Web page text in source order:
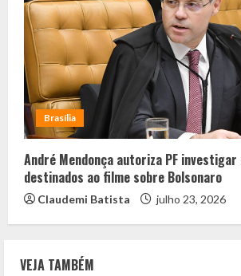
Brasília
André Mendonça autoriza PF
destinados ao filme sobre Bolsonaro
Claudemi Batista julho 23, 2026
VEJA TAMBÉM